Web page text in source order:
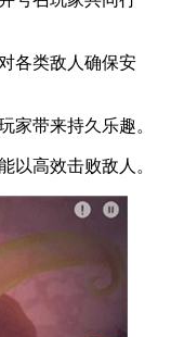
各类敌人确保安
家带来持久乐趣。
以高效击败敌人。